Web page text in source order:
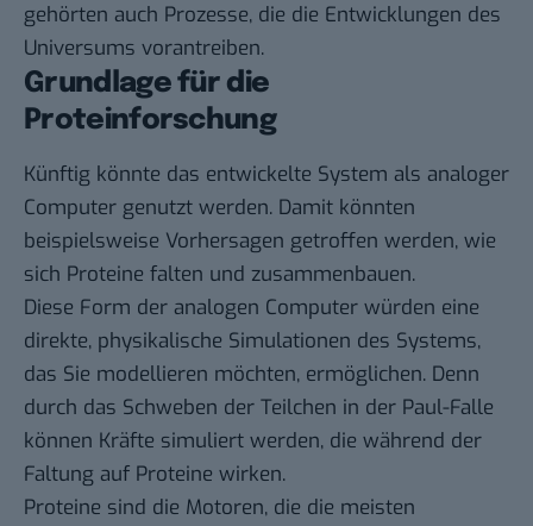
gehörten auch Prozesse, die die Entwicklungen des
Universums vorantreiben.
Grundlage für die
Proteinforschung
Künftig könnte das entwickelte System als analoger
Computer genutzt werden. Damit könnten
beispielsweise Vorhersagen getroffen werden, wie
sich Proteine falten und zusammenbauen.
Diese Form der analogen Computer würden eine
direkte, physikalische Simulationen des Systems,
das Sie modellieren möchten, ermöglichen. Denn
durch das Schweben der Teilchen in der Paul-Falle
können Kräfte simuliert werden, die während der
Faltung auf Proteine wirken.
Proteine sind die Motoren, die die meisten